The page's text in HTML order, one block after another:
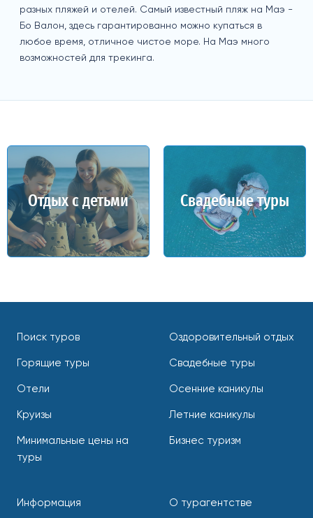
разных пляжей и отелей. Самый известный пляж на Маэ -
Бо Валон, здесь гарантированно можно купаться в
любое время, отличное чистое море. На Маэ много
возможностей для трекинга.
Отдых с детьми Свадебные туры
Поиск туров
Горящие туры
Отели
Круизы
Минимальные цены на
туры
Оздоровительный отдых
Свадебные туры
Осенние каникулы
Летние каникулы
Бизнес туризм
Информация О турагентстве